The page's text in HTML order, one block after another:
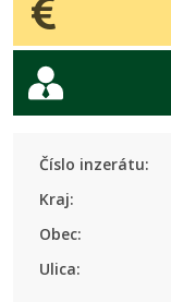
Číslo inzerátu:
Kraj:
Obec:
Ulica: